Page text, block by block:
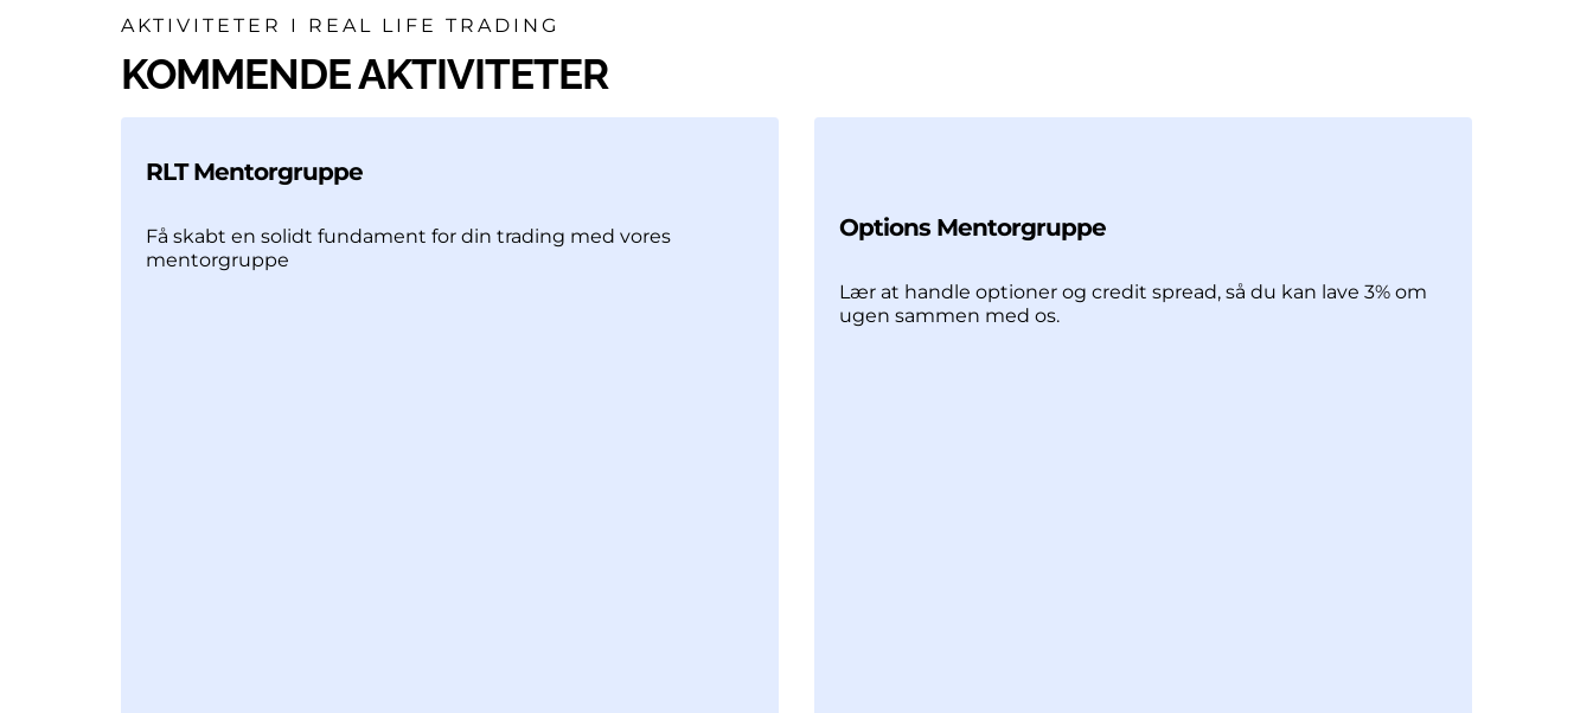
AKTIVITETER I REAL LIFE TRADING
KOMMENDE AKTIVITETER
RLT Mentorgruppe
Få skabt en solidt fundament for din trading med vores
mentorgruppe
Options Mentorgruppe
Lær at handle optioner og credit spread, så du kan lave 3% om
ugen sammen med os.